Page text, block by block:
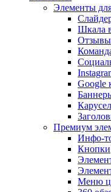
Элементы
Шкала
Отзывы
Google
Премиум
Инфо-
Кнопки
Меню